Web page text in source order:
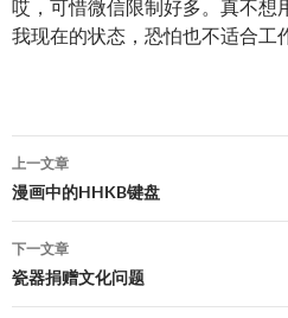
哎，可惜微信限制好多。真不想
我现在的状态，恐怕也不适合工
文
章
导
航
上一文章
漫画中的HHKB键盘
下一文章
瓷器捐赠文化问题